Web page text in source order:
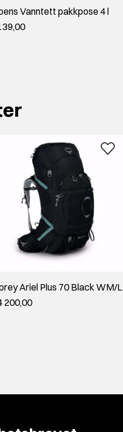
Vanntett pakkpose 4 l
Ariel Plus 70 Black WM/L
200,00